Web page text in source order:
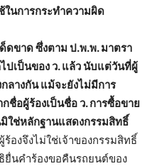
ในการกระทำความผิด
าด ซึ่งตาม ป.พ.พ. มาตรา
ปเป็นของ ว. แล้ว นับแต่วันที่ผู้
ลางกัน แม้จะยังไม่มีการ
ชื่อผู้ร้องเป็นชื่อ ว. การซื้อขาย
ใช่หลักฐานแสดงกรรมสิทธิ์
องจึงไม่ใช่เจ้าของกรรมสิทธิ์
ยื่นคำร้องขอคืนรถยนต์ของ